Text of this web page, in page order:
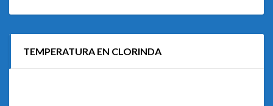
TEMPERATURA EN CLORINDA